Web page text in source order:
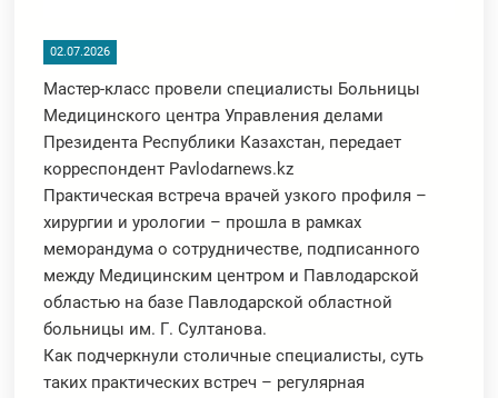
02.07.2026
Мастер-класс провели специалисты Больницы
Медицинского центра Управления делами
Президента Республики Казахстан, передает
корреспондент Pavlodarnews.kz
Практическая встреча врачей узкого профиля –
хирургии и урологии – прошла в рамках
меморандума о сотрудничестве, подписанного
между Медицинским центром и Павлодарской
областью на базе Павлодарской областной
больницы им. Г. Султанова.
Как подчеркнули столичные специалисты, суть
таких практических встреч – регулярная